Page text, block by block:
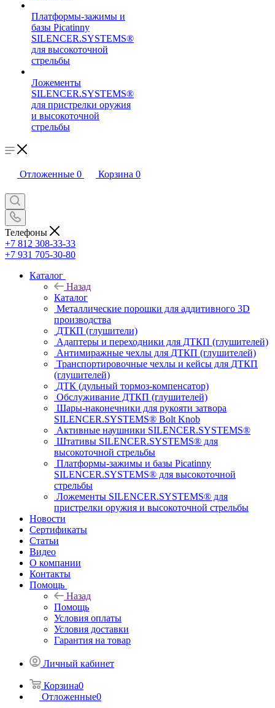
Платформы-зажимы и
базы Picatinny
SILENCER.SYSTEMS®
для высокоточной
стрельбы
Ложементы
SILENCER.SYSTEMS®
для пристрелки оружия
и высокоточной
стрельбы
Отложенные 0 Корзина 0
Телефоны
+7 812 308-33-33
+7 931 705-30-80
Каталог
Назад
Каталог
Металлические порошки для аддитивного 3D
производства
ДТКП (глушители)
Адаптеры и переходники для ДТКП (глушителей)
Антимиражные чехлы для ДТКП (глушителей)
Транспортировочные чехлы и кейсы для ДТКП
(глушителей)
ДТК (дульный тормоз-компенсатор)
Обслуживание ДТКП (глушителей)
Шары-наконечники для рукояти затвора
SILENCER.SYSTEMS® Bolt Knob
Активные наушники SILENCER.SYSTEMS®
Штативы SILENCER.SYSTEMS® для
высокоточной стрельбы
Платформы-зажимы и базы Picatinny
SILENCER.SYSTEMS® для высокоточной
стрельбы
Ложементы SILENCER.SYSTEMS® для
пристрелки оружия и высокоточной стрельбы
Новости
Сертификаты
Статьи
Видео
О компании
Контакты
Помощь
Назад
Помощь
Условия оплаты
Условия доставки
Гарантия на товар
Личный кабинет
Корзина0
Отложенные0